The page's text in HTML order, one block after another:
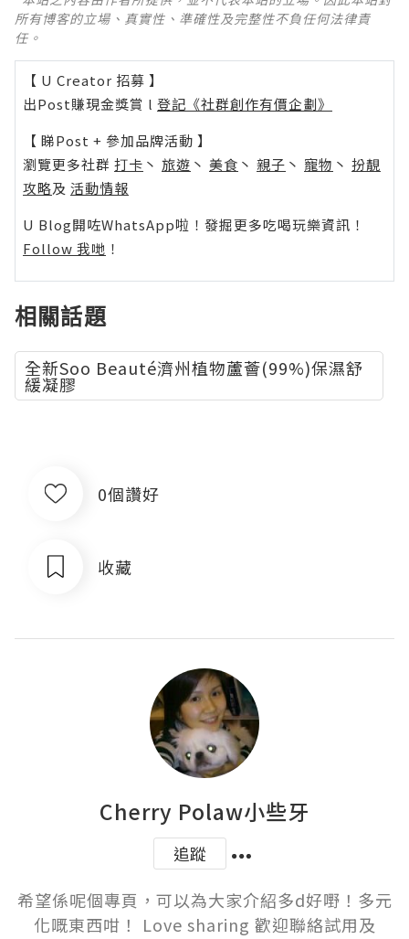
所有博客的立場、真實性、準確性及完整性不負任何法律責
任。
【 U Creator 招募 】
出Post賺現金獎賞 l 登記《社群創作有價企劃》
【 睇Post + 參加品牌活動 】
瀏覽更多社群 打卡 丶 旅遊 丶 美食 丶 親子 丶 寵物 丶 扮靚
攻略及 活動情報
U Blog開咗WhatsApp啦！發掘更多吃喝玩樂資訊！
Follow 我哋 ！
相關話題
全新Soo Beauté濟州植物蘆薈(99%)保濕舒
緩凝膠
0個讚好
收藏
Cherry Polaw小些牙
追蹤
希望係呢個專頁，可以為大家介紹多d好嘢！多元
化嘅東西咁！ Love sharing 歡迎聯絡試用及